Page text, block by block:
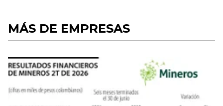
MÁS DE EMPRESAS